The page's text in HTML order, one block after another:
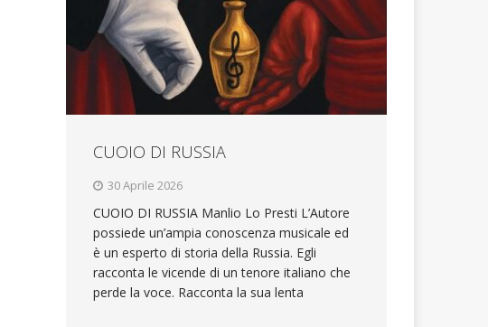
CUOIO DI RUSSIA
30 Aprile 2026
CUOIO DI RUSSIA Manlio Lo Presti L’Autore
possiede un’ampia conoscenza musicale ed
è un esperto di storia della Russia. Egli
racconta le vicende di un tenore italiano che
perde la voce. Racconta la sua lenta